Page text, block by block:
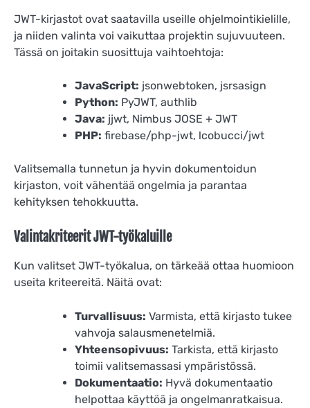
JWT-kirjastot ovat saatavilla useille ohjelmointikielille,
ja niiden valinta voi vaikuttaa projektin sujuvuuteen.
Tässä on joitakin suosittuja vaihtoehtoja:
JavaScript: jsonwebtoken, jsrsasign
Python: PyJWT, authlib
Java: jjwt, Nimbus JOSE + JWT
PHP: firebase/php-jwt, lcobucci/jwt
Valitsemalla tunnetun ja hyvin dokumentoidun
kirjaston, voit vähentää ongelmia ja parantaa
kehityksen tehokkuutta.
Valintakriteerit JWT-työkaluille
Kun valitset JWT-työkalua, on tärkeää ottaa huomioon
useita kriteereitä. Näitä ovat:
Turvallisuus: Varmista, että kirjasto tukee
vahvoja salausmenetelmiä.
Yhteensopivuus: Tarkista, että kirjasto
toimii valitsemassasi ympäristössä.
Dokumentaatio: Hyvä dokumentaatio
helpottaa käyttöä ja ongelmanratkaisua.